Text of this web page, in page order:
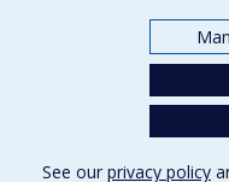
PrivacySee our privacy policy